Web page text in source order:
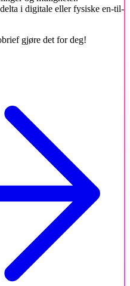
i digitale eller fysiske en-til-
gjøre det for deg!